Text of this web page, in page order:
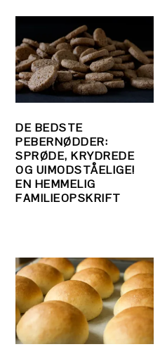
DE BEDSTE
PEBERNØDDER:
SPRØDE, KRYDREDE
OG UIMODSTÅELIGE!
EN HEMMELIG
FAMILIEOPSKRIFT